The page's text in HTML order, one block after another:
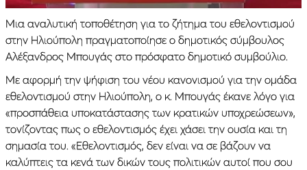
Μια αναλυτική τοποθέτηση για το ζήτημα του εθελοντισμού
στην Ηλιούπολη πραγματοποίησε ο δημοτικός σύμβουλος
Αλέξανδρος Μπουγάς στο πρόσφατο δημοτικό συμβούλιο.
Με αφορμή την ψήφιση του νέου κανονισμού για την ομάδα
εθελοντισμού στην Ηλιούπολη, ο κ. Μπουγάς έκανε λόγο για
«προσπάθεια υποκατάστασης των κρατικών υποχρεώσεων»,
τονίζοντας πως ο εθελοντισμός έχει χάσει την ουσία και τη
σημασία του. «Εθελοντισμός, δεν είναι να σε βάζουν να
καλύπτεις τα κενά των δικών τους πολιτικών αυτοί που σου